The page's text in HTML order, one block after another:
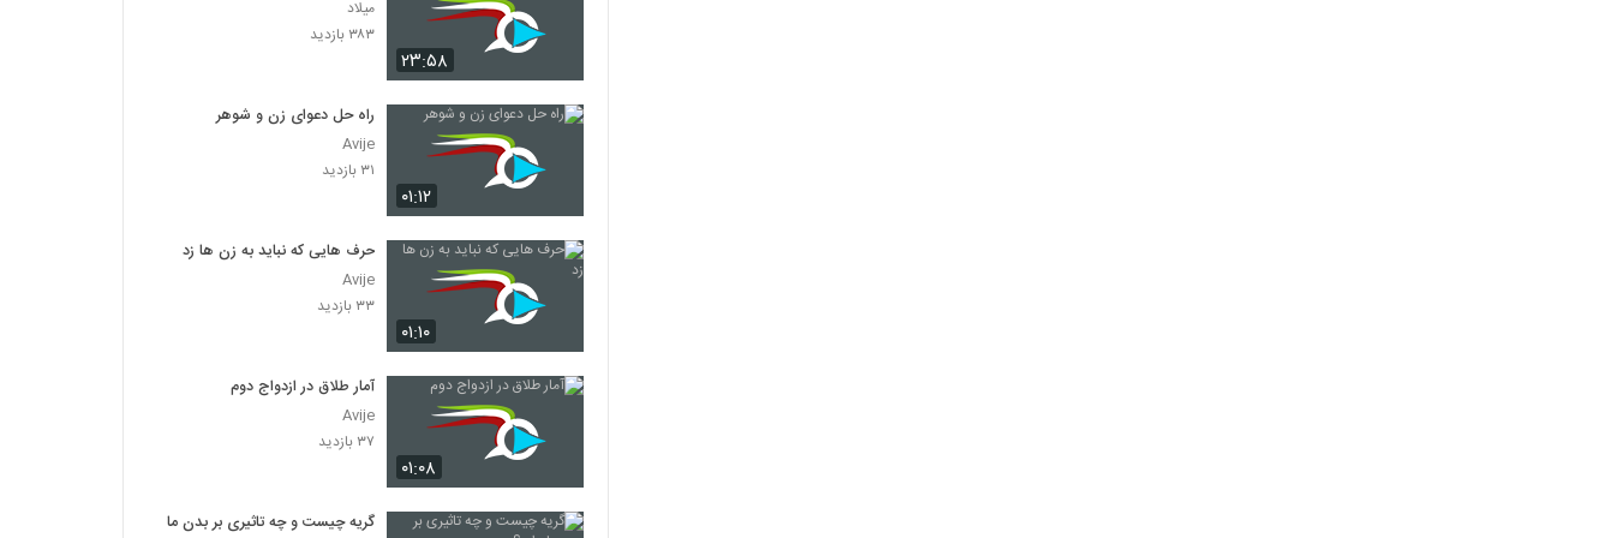
۲۳:۵۸
میلاد
۳۸۳ بازدید
۰۱:۱۲
راه حل دعوای زن و شوهر
Avije
۳۱ بازدید
۰۱:۱۰
حرف هایی که نباید به زن ها زد
Avije
۳۳ بازدید
۰۱:۰۸
آمار طلاق در ازدواج دوم
Avije
۳۷ بازدید
گریه چیست و چه تاثیری بر بدن ما